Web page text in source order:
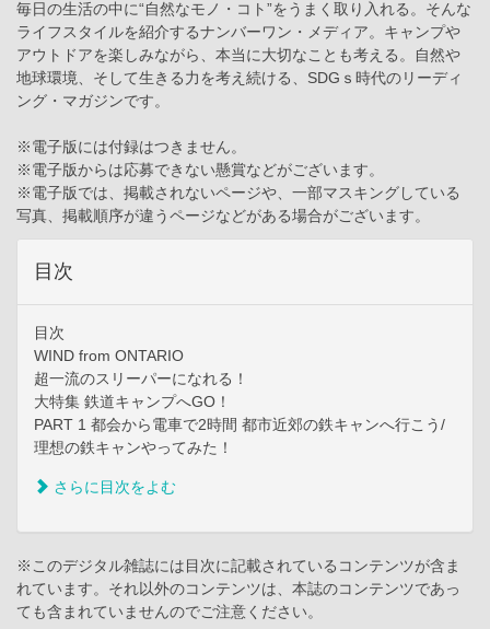
毎日の生活の中に“自然なモノ・コト”をうまく取り入れる。そんな
ライフスタイルを紹介するナンバーワン・メディア。キャンプや
アウトドアを楽しみながら、本当に大切なことも考える。自然や
地球環境、そして生きる力を考え続ける、SDGｓ時代のリーディ
ング・マガジンです。
※電子版には付録はつきません。
※電子版からは応募できない懸賞などがございます。
※電子版では、掲載されないページや、一部マスキングしている
写真、掲載順序が違うページなどがある場合がございます。
目次
目次
WIND from ONTARIO
超一流のスリーパーになれる！
大特集 鉄道キャンプへGO！
PART 1 都会から電車で2時間 都市近郊の鉄キャンへ行こう/
理想の鉄キャンやってみた！
さらに目次をよむ
※このデジタル雑誌には目次に記載されているコンテンツが含ま
れています。それ以外のコンテンツは、本誌のコンテンツであっ
ても含まれていませんのでご注意ください。